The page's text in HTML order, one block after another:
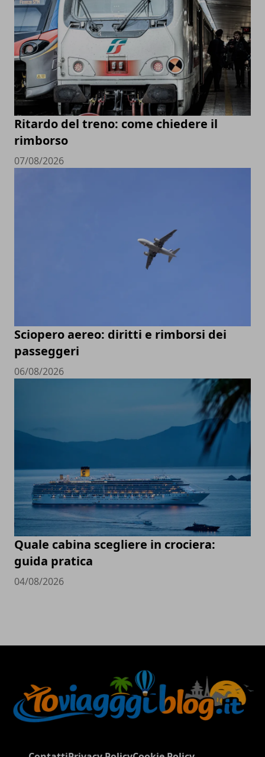
Ritardo del treno: come chiedere il
rimborso
07/08/2026
Sciopero aereo: diritti e rimborsi dei
passeggeri
06/08/2026
Quale cabina scegliere in crociera:
guida pratica
04/08/2026